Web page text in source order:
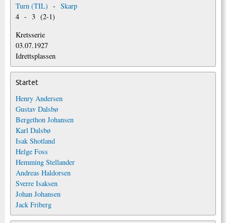
Turn (TIL) - Skarp
4 - 3 (2-1)
Kretsserie
03.07.1927
Idrettsplassen
Startet
Henry Andersen
Gustav Dalsbø
Bergethon Johansen
Karl Dalsbø
Isak Shotland
Helge Foss
Hemming Stellander
Andreas Haldorsen
Sverre Isaksen
Johan Johansen
Jack Friberg